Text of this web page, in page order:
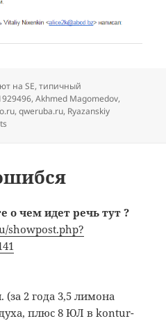
на SE,типичный
,Akhmed Magomedov,
,qweruba.ru, Ryazanskiy
о чем идет речь тут ?
showpost.php?
(за 2 года 3,5 лимона
плюс 8 ЮЛ в kontur-